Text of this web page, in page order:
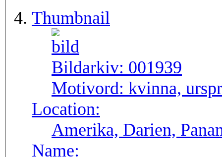
Thumbnail
Bildarkiv: 001939
Motivord: kvinna,
Location:
Amerika, Darien,
Name: